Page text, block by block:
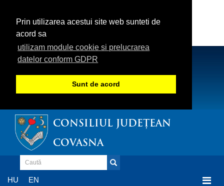
Prin utilizarea acestui site web sunteti de
acord sa
utilizam module cookie si prelucrarea
datelor conform GDPR
Sunt de acord
CONSILIUL JUDEȚEAN
COVASNA
HU EN